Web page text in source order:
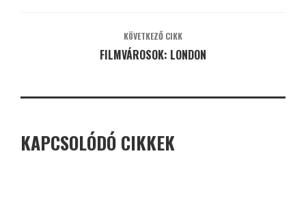
KÖVETKEZŐ CIKK
FILMVÁROSOK: LONDON
KAPCSOLÓDÓ CIKKEK